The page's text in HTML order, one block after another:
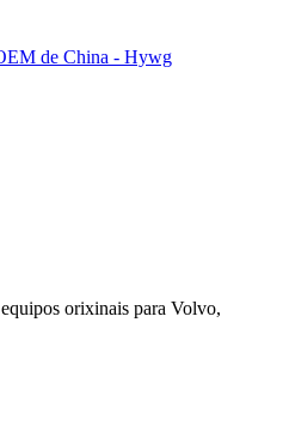
orixinais para Volvo,